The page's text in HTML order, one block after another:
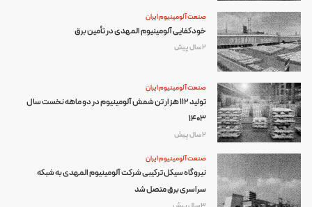
صنعت آلومینیوم ایران
خودکفایی آلومینیوم المهدی در تأمین برق
2 سال پیش
صنعت آلومینیوم ایران
تولید 112 هزار تن شمش آلومینیوم در دو ماهه نخست سال
1403
2 سال پیش
صنعت آلومینیوم ایران
نیروگاه سیکل ترکیبی شرکت آلومینیوم المهدی به شبکه
سراسری برق متصل شد